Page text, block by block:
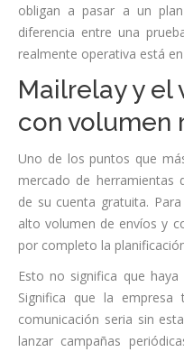
obligan a pasar a un
diferencia entre una
realmente operativa está
Mailrelay y el
con volumen
Uno de los puntos que
mercado de herramientas
de su cuenta gratuita.
alto volumen de envíos y
por completo la
Esto no significa que
Significa que la empresa
comunicación seria sin
lanzar campañas